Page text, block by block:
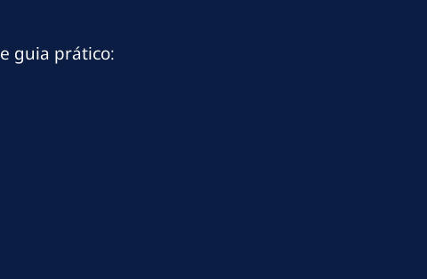
guia prático: